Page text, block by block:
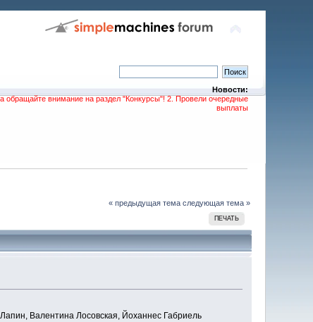
Новости:
обращайте внимание на раздел "Конкурсы"! 2. Провели очередные
выплаты
« предыдущая тема следующая тема »
ПЕЧАТЬ
Валентина Лосовская, Йоханнес Габриель